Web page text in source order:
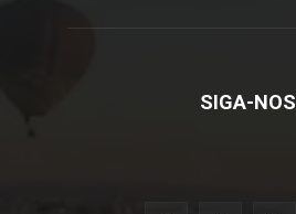
SIGA-NOS